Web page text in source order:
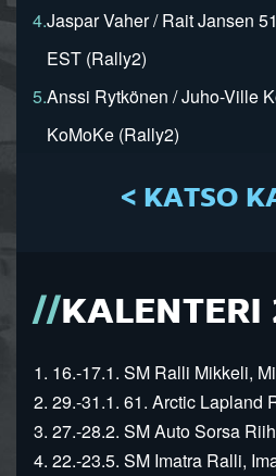
4.Jaspar Vaher / Rait Jansen
EST (Rally2)
5.Anssi Rytkönen / Juho-Ville
KoMoKe (Rally2)
< KATSO
1. 16.-17.1. SM Ralli Mikkeli,
2. 29.-31.1. 61. Arctic Lapland
3. 27.-28.2. SM Auto Sorsa
4. 22.-23.5. SM Imatra Ralli,